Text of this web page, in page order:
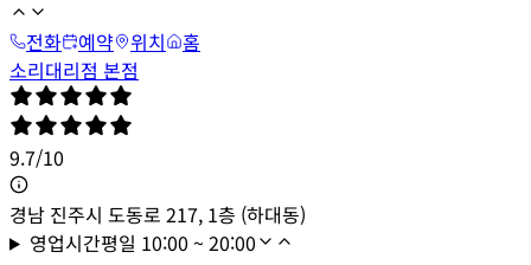
전화
예약 위치
홈
소리대리점 본점
9.7/10
경남 진주시 도동로 217, 1층 (하대동)
영업시간평일 10:00 ~ 20:00